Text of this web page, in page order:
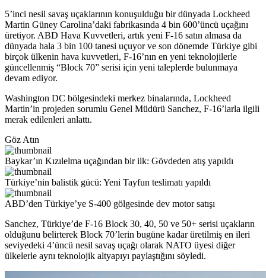
5’inci nesil savaş uçaklarının konuşulduğu bir dünyada Lockheed
Martin Güney Carolina’daki fabrikasında 4 bin 600’üncü uçağını
üretiyor. ABD Hava Kuvvetleri, artık yeni F-16 satın almasa da
dünyada hala 3 bin 100 tanesi uçuyor ve son dönemde Türkiye gibi
birçok ülkenin hava kuvvetleri, F-16’nın en yeni teknolojilerle
güncellenmiş “Block 70” serisi için yeni taleplerde bulunmaya
devam ediyor.
Washington DC bölgesindeki merkez binalarında, Lockheed
Martin’in projeden sorumlu Genel Müdürü Sanchez, F-16’larla ilgili
merak edilenleri anlattı.
Göz Atın
Baykar’ın Kızılelma uçağından bir ilk: Gövdeden atış yapıldı
Türkiye’nin balistik gücü: Yeni Tayfun teslimatı yapıldı
ABD’den Türkiye’ye S-400 gölgesinde dev motor satışı
Sanchez, Türkiye’de F-16 Block 30, 40, 50 ve 50+ serisi uçakların
olduğunu belirterek Block 70’lerin bugüne kadar üretilmiş en ileri
seviyedeki 4’üncü nesil savaş uçağı olarak NATO üyesi diğer
ülkelerle aynı teknolojik altyapıyı paylaştığını söyledi.